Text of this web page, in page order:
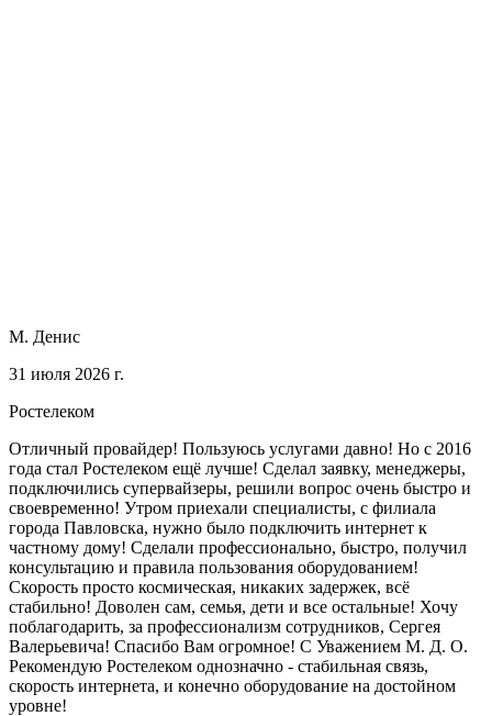
М. Денис
31 июля 2026 г.
Ростелеком
Отличный провайдер! Пользуюсь услугами давно! Но с 2016
года стал Ростелеком ещё лучше! Сделал заявку, менеджеры,
подключились супервайзеры, решили вопрос очень быстро и
своевременно! Утром приехали специалисты, с филиала
города Павловска, нужно было подключить интернет к
частному дому! Сделали профессионально, быстро, получил
консультацию и правила пользования оборудованием!
Скорость просто космическая, никаких задержек, всё
стабильно! Доволен сам, семья, дети и все остальные! Хочу
поблагодарить, за профессионализм сотрудников, Сергея
Валерьевича! Спасибо Вам огромное! С Уважением М. Д. О.
Рекомендую Ростелеком однозначно - стабильная связь,
скорость интернета, и конечно оборудование на достойном
уровне!